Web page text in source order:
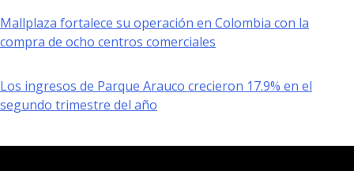
Mallplaza fortalece su operación en Colombia con la
compra de ocho centros comerciales
Los ingresos de Parque Arauco crecieron 17.9% en el
segundo trimestre del año